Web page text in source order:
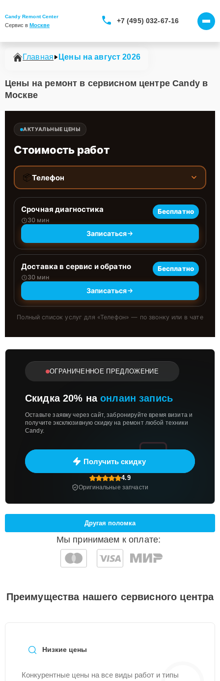
Candy Remont Center
Сервис в Москве
+7 (495) 032-67-16
Главная Цены на август 2026
Цены на ремонт в сервисном центре Candy в
Москве
АКТУАЛЬНЫЕ ЦЕНЫ
Стоимость работ
📦Телефон
Срочная диагностика
30 мин
Бесплатно
Записаться
Доставка в сервис и обратно
30 мин
Бесплатно
Записаться
Полный список услуг для «Телефон» — по звонку или в чате
ОГРАНИЧЕННОЕ ПРЕДЛОЖЕНИЕ
Скидка 20% наонлаин запись
Оставьте заявку через сайт, забронируйте время визита и
получите эксклюзивную скидку на ремонт любой техники
Candy.
Получить скидку
4.9
Оригинальные запчасти
Мы принимаем к оплате:
Другая поломка
Преимущества нашего сервисного центра
Низкие цены
Конкурентные цены на все виды работ и типы